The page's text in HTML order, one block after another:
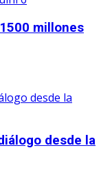
millones
desde la